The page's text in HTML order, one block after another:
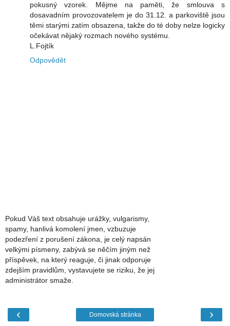
pokusný vzorek. Mějme na paměti, že smlouva s
dosavadním provozovatelem je do 31.12. a parkoviště jsou
těmi starými zatím obsazena, takže do té doby nelze logicky
očekávat nějaký rozmach nového systému.
L.Fojtík
Odpovědět
Pokud Váš text obsahuje urážky, vulgarismy,
spamy, hanlivá komolení jmen, vzbuzuje
podezření z porušení zákona, je celý napsán
velkými písmeny, zabývá se něčím jiným než
příspěvek, na který reaguje, či jinak odporuje
zdejším pravidlům, vystavujete se riziku, že jej
administrátor smaže.
‹ ›
Domovská stránka